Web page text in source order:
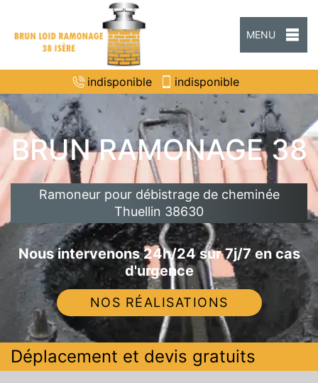
MENU
indisponible indisponible
BRUN RAMONAGE 38
Ramoneur pour débistrage de cheminée
Thuellin 38630
Nous intervenons 24h/24 sur 7j/7 en cas
d'urgence
NOS RÉALISATIONS
Déplacement et devis gratuits